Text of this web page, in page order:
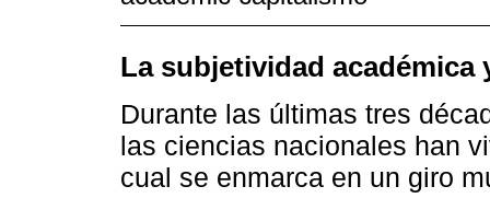
La subjetividad académica
Durante las últimas tres
las ciencias nacionales han
cual se enmarca en un giro